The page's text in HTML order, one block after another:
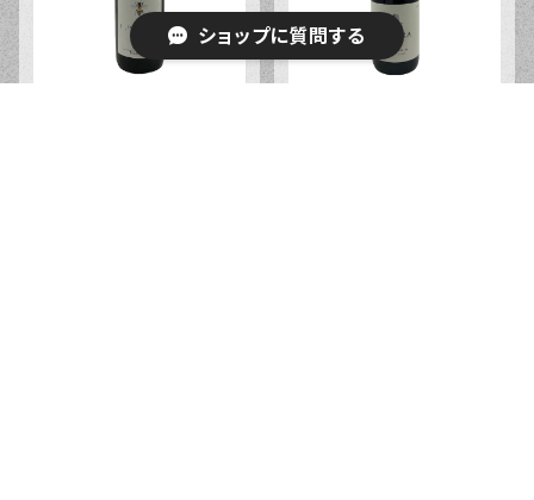
ショップに質問する